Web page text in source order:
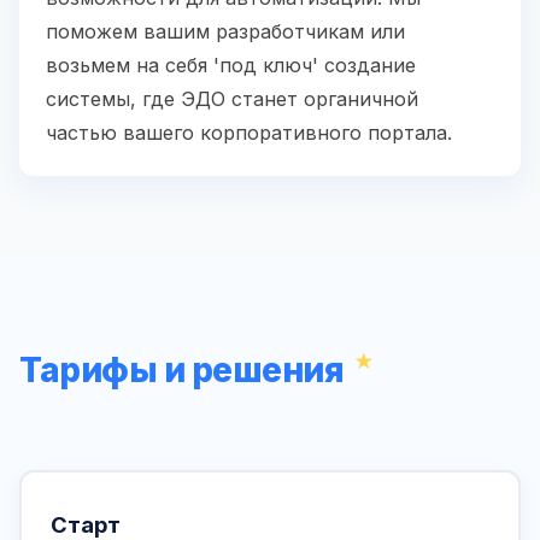
поможем вашим разработчикам или
возьмем на себя 'под ключ' создание
системы, где ЭДО станет органичной
частью вашего корпоративного портала.
Тарифы и решения
Старт